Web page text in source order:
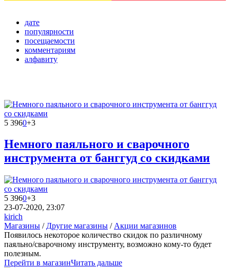
дате
популярности
посещаемости
комментариям
алфавиту
5 3960+3
Немного паяльного и сварочного
инструмента от банггуд со скидками
5 3960+3
23-07-2020, 23:07
kirich
Магазины / Другие магазины / Акции магазинов
Появилось некоторое количество скидок по различному
паяльно/сварочному инструменту, возможно кому-то будет
полезным.
Перейти в магазинЧитать дальше